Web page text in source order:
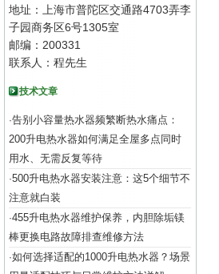
地址：上海市普陀区交通路4703弄李
子园商务区6号1305室
邮编：200331
联系人：程先生
技术文章
·告别小容量热水器频繁断热水痛点：
200升电热水器如何满足全屋多点同时
用水、无需反复等待
·500升电热水器安装注意：这5个细节不
注意就白装
·455升电热水器维护保养，内胆除垢镁
棒更换电路故障排查维修方法
·如何选择适配的1000升电热水器？场景